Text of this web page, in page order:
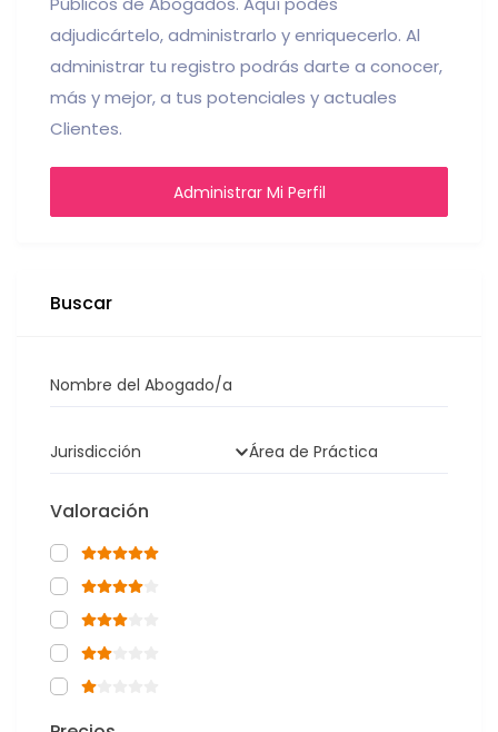
adjudicártelo, administrarlo y enriquecerlo. Al
administrar tu registro podrás darte a conocer,
más y mejor, a tus potenciales y actuales
Clientes.
Administrar Mi Perfil
Buscar
Nombre del Abogado/a
Jurisdicción Área de Práctica
Valoración